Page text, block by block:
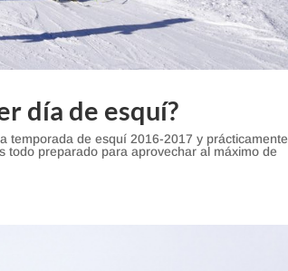
día de esquí?
temporada de esquí 2016-2017 y prácticamente
todo preparado para aprovechar al máximo de